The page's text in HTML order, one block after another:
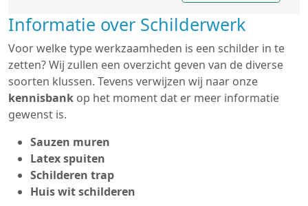
Informatie over Schilderwerk
Voor welke type werkzaamheden is een schilder in te
zetten? Wij zullen een overzicht geven van de diverse
soorten klussen. Tevens verwijzen wij naar onze
kennisbank op het moment dat er meer informatie
gewenst is.
Sauzen muren
Latex spuiten
Schilderen trap
Huis wit schilderen